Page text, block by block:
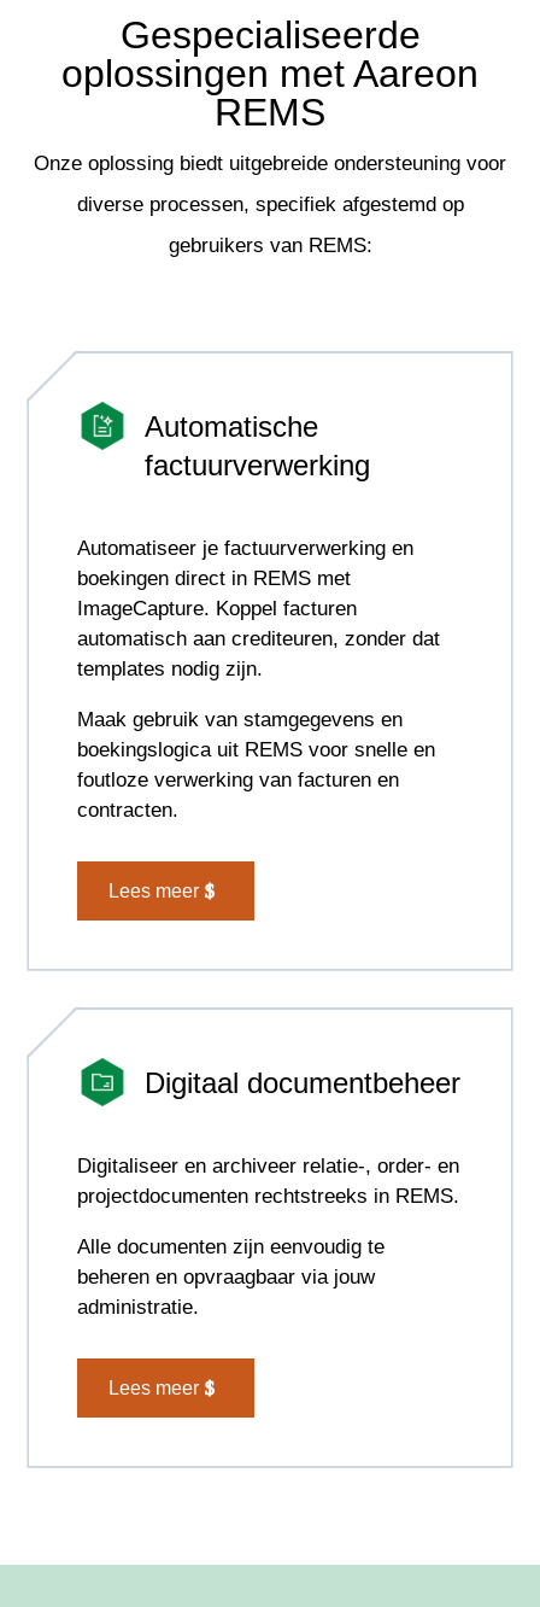
Gespecialiseerde
oplossingen met Aareon
REMS
Onze oplossing biedt uitgebreide ondersteuning voor
diverse processen, specifiek afgestemd op
gebruikers van REMS:
Automatische
factuurverwerking
Automatiseer je factuurverwerking en
boekingen direct in REMS met
ImageCapture. Koppel facturen
automatisch aan crediteuren, zonder dat
templates nodig zijn.
Maak gebruik van stamgegevens en
boekingslogica uit REMS voor snelle en
foutloze verwerking van facturen en
contracten.
Lees meer
Digitaal documentbeheer
Digitaliseer en archiveer relatie-, order- en
projectdocumenten rechtstreeks in REMS.
Alle documenten zijn eenvoudig te
beheren en opvraagbaar via jouw
administratie.
Lees meer